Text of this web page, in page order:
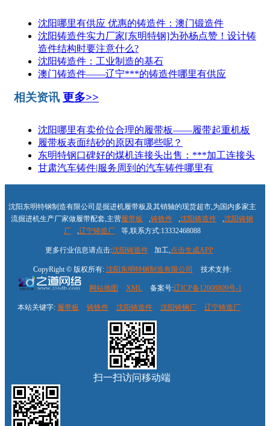
沈阳哪里有供应 优惠的铸造件：澳门锻造件
沈阳铸造件实力厂家[东明特钢]为孙杨点赞！设计铸
造件结构时要注意什么?
沈阳铸造件：工业制造的基石
澳门铸造件——辽宁***的铸造件哪里有供应
相关资讯 更多>>
沈阳哪里有卖价位合理的履带板——履带起重机板
履带板表面结砂的原因有哪些呢？
东明特钢口碑好的煤机连接头出售：***加工连接头
甘肃汽车铸件|服务周到的汽车铸件哪里有
沈阳东明特钢制造有限公司是掘进机履带板及其销轴的现货超市,为国内多家主
流掘进机生产厂家做履带配套,主营履带板 ,铸铁件 ,沈阳铸造件 ,沈阳铸钢
厂
,辽宁铸造厂 等,联系方式:13332468088
更多行业信息请点击:沈阳铸造件 加工,点击生成APP
CopyRight © 版权所有: 沈阳东明特钢制造有限公司 技术支持:
网站地图 XML 备案号:辽ICP备12008809号-1
本站关键字: 履带板 铸铁件 沈阳铸造件 沈阳铸钢厂 辽宁铸造厂
扫一扫访问移动端